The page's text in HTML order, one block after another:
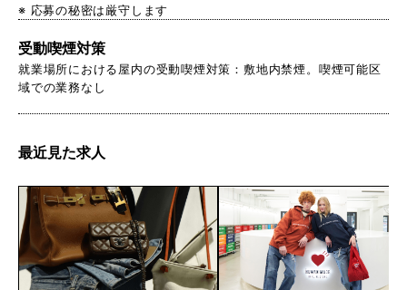
※ 応募の秘密は厳守します
受動喫煙対策
就業場所における屋内の受動喫煙対策：敷地内禁煙。喫煙可能区
域での業務なし
最近見た求人